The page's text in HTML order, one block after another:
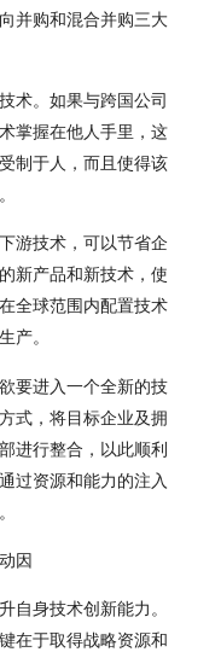
并购和混合并购三大
术。如果与跨国公司
掌握在他人手里，这
制于人，而且使得该
游技术，可以节省企
新产品和新技术，使
全球范围内配置技术
产。
要进入一个全新的技
式，将目标企业及拥
进行整合，以此顺利
过资源和能力的注入
因
自身技术创新能力。
在于取得战略资源和